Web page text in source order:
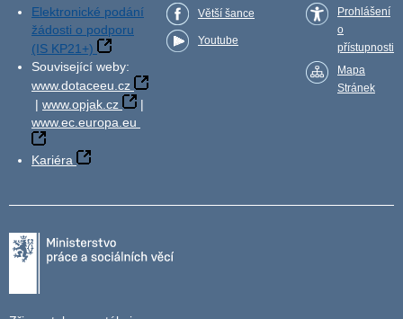
Elektronické podání
žádosti o podporu
(IS KP21+)
Související weby:
www.dotaceeu.cz
| www.opjak.cz
|
www.ec.europa.eu
Kariéra
Větší šance
Youtube
Prohlášení
o
přístupnosti
Mapa
Stránek